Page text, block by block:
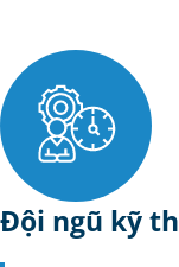
Đội ngũ kỹ